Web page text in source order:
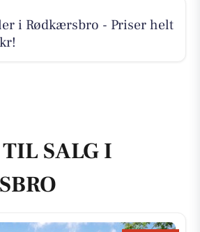
i Rødkærsbro - Priser helt
SALG I